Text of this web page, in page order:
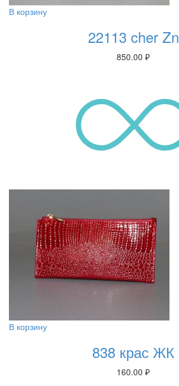
В корзину
22113 cher Zn
850.00 ₽
В корзину
838 крас ЖК
160.00 ₽